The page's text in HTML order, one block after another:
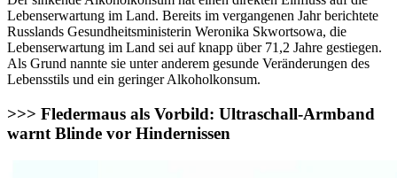
Lebenserwartung im Land. Bereits im vergangenen Jahr berichtete
Russlands Gesundheitsministerin Weronika Skwortsowa, die
Lebenserwartung im Land sei auf knapp über 71,2 Jahre gestiegen.
Als Grund nannte sie unter anderem gesunde Veränderungen des
Lebensstils und ein geringer Alkoholkonsum.
>>> Fledermaus als Vorbild: Ultraschall-Armband
warnt Blinde vor Hindernissen